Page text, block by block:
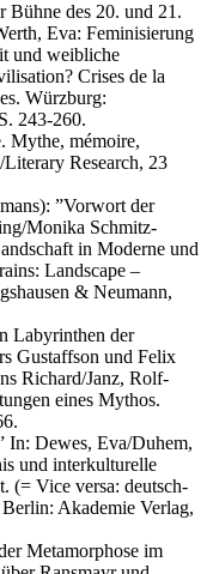
Bühne des 20. und 21.
Eva: Feminisierung
und weibliche
Crises de la
Würzburg:
243-260.
Mythe, mémoire,
Research, 23
”Vorwort der
Monika Schmitz-
in Moderne und
Landscape –
& Neumann,
Labyrinthen der
Gustaffson und Felix
Richard/Janz, Rolf-
eines Mythos.
In: Dewes, Eva/Duhem,
und interkulturelle
(= Vice versa: deutsch-
Akademie Verlag,
Metamorphose im